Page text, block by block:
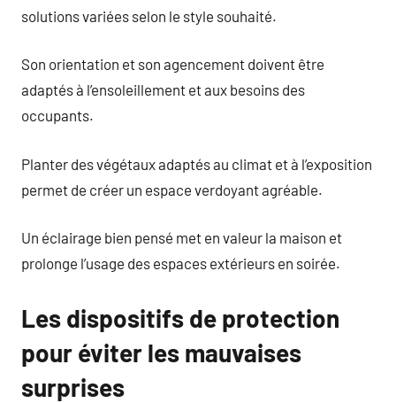
solutions variées selon le style souhaité.
Son orientation et son agencement doivent être
adaptés à l’ensoleillement et aux besoins des
occupants.
Planter des végétaux adaptés au climat et à l’exposition
permet de créer un espace verdoyant agréable.
Un éclairage bien pensé met en valeur la maison et
prolonge l’usage des espaces extérieurs en soirée.
Les dispositifs de protection
pour éviter les mauvaises
surprises